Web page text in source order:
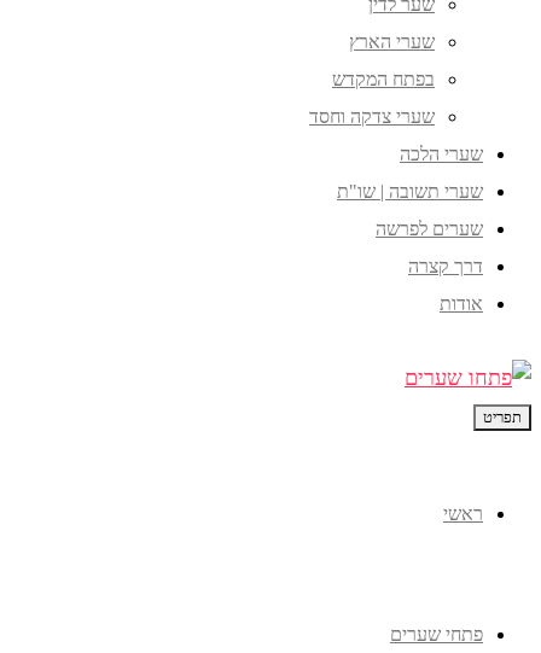
שער לדין
שערי הארץ
בפתח המקדש
שערי צדקה וחסד
שערי הלכה
שערי תשובה | שו"ת
שערים לפרשה
דרך קצרה
אודות
תפריט
ראשי
פתחי שערים